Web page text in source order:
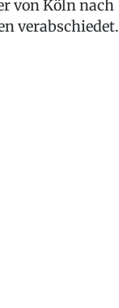
von Köln nach
verabschiedet.